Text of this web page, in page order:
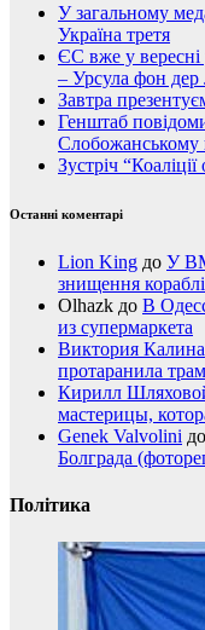
У загальному
Україна третя
ЄС вже у вересні
– Урсула фон дер
Завтра
Генштаб
Слобожанському
Зустріч
Останні коментарі
Lion King до У
знищення
Olhazk до В
из супермаркета
Виктория Калина
протаранила
Кирилл
мастерицы,
Genek Valvolini до
Болграда
Політика